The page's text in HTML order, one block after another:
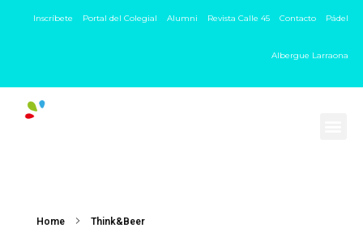
Inscríbete Portal del Colegial Alumni Revista Calle 45 Contacto Pádel
Albergue Larraona
Home Think&Beer